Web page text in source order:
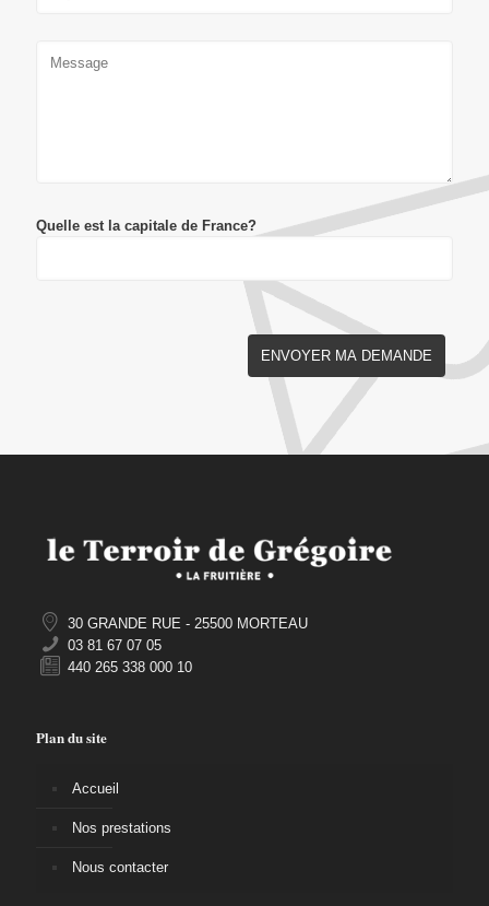
Quelle est la capitale de France?
30 GRANDE RUE - 25500 MORTEAU
03 81 67 07 05
440 265 338 000 10
Plan du site
Accueil
Nos prestations
Nous contacter